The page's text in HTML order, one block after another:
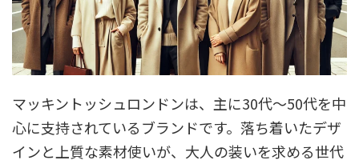
マッキントッシュロンドンは、主に30代〜50代を中
心に支持されているブランドです。落ち着いたデザ
インと上質な素材使いが、大人の装いを求める世代